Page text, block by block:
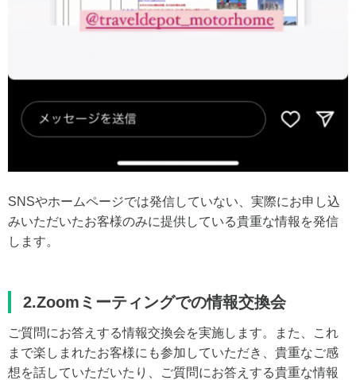
SNSやホームページでは発信していない、実際にお申し込
みいただいたお客様のみに提供している貴重な情報を発信
します。
2.Zoomミーティングでの情報交換会
ご質問にお答えする情報交換会を実施します。また、これ
まで楽しまれたお客様にも参加していただき、貴重なご感
想を話していただいたり、ご質問にお答えする貴重な情報